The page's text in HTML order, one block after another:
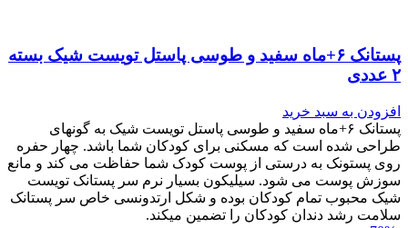
پستانک ۶+ماه سفید و طوسی پاستل تویست شیک بسته
۲ عددی
افزودن به سبد خرید
پستانک ۶+ماه سفید و طوسی پاستل تویست شیک به گونه‎ای
طراحی شده است که مسکنی برای کودکان شما باشد. چهار حفره
روی پستونک به درستی از پوست کودک شما حفاظت می کند و مانع
سوزش پوست می شود. سیلیکون بسیار نرم سر پستانک تویست
شیک محبوب تمام کودکان بوده و شکل ارتدونسی خاص سر پستانک
سلامت رشد دندان کودکان را تضمین می‎کند.